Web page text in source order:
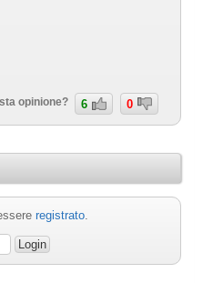
opinione? 6 0
registrato.